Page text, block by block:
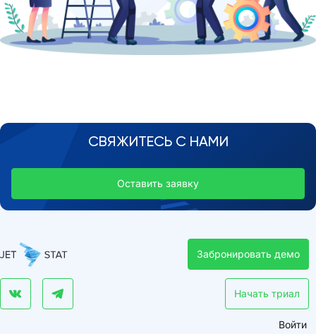
СВЯЖИТЕСЬ С НАМИ
Оставить заявку
Забронировать демо
Начать триал
Войти